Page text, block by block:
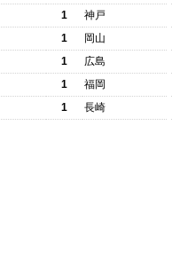
1
神戸
1
岡山
1
広島
1
福岡
1 長崎